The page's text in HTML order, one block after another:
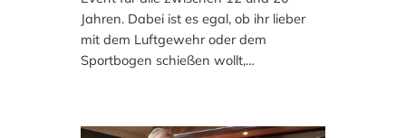
Jahren. Dabei ist es egal, ob ihr lieber
mit dem Luftgewehr oder dem
Sportbogen schießen wollt,…